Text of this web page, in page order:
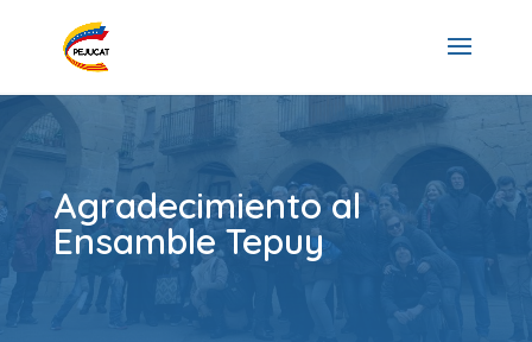
Agradecimiento al
Ensamble Tepuy